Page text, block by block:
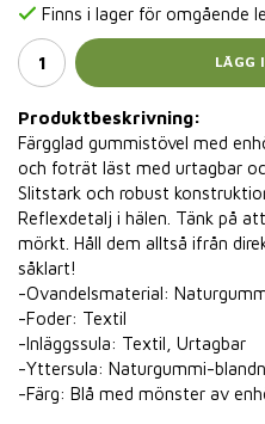
Finns i lager för omgående
LÄGG
Produktbeskrivning:
Färgglad gummistövel med
och foträt läst med urtagbar
Slitstark och robust
Reflexdetalj i hälen. Tänk på
mörkt. Håll dem alltså ifrån
såklart!
-Ovandelsmaterial:
-Foder: Textil
-Inläggssula: Textil, Urtagbar
-Yttersula: Naturgummi-
-Färg: Blå med mönster av